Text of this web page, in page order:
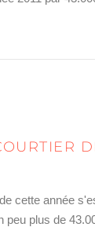
cette année
peu plus de